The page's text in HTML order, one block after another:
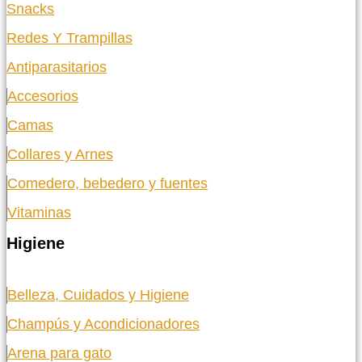
Snacks
Redes Y Trampillas
Antiparasitarios
Accesorios
Camas
Collares y Arnes
Comedero, bebedero y fuentes
Vitaminas
Higiene
Belleza, Cuidados y Higiene
Champús y Acondicionadores
Arena para gato